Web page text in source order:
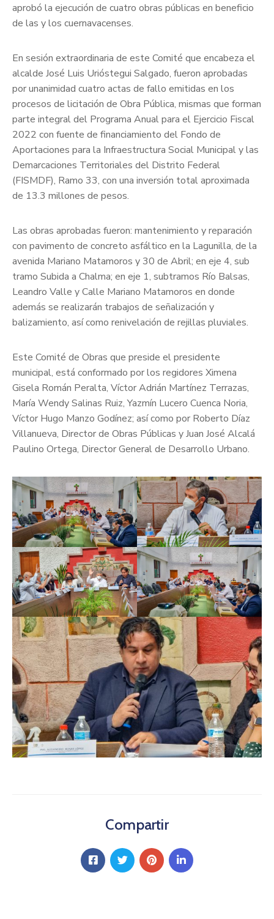
aprobó la ejecución de cuatro obras públicas en beneficio
de las y los cuernavacenses.
En sesión extraordinaria de este Comité que encabeza el
alcalde José Luis Urióstegui Salgado, fueron aprobadas
por unanimidad cuatro actas de fallo emitidas en los
procesos de licitación de Obra Pública, mismas que forman
parte integral del Programa Anual para el Ejercicio Fiscal
2022 con fuente de financiamiento del Fondo de
Aportaciones para la Infraestructura Social Municipal y las
Demarcaciones Territoriales del Distrito Federal
(FISMDF), Ramo 33, con una inversión total aproximada
de 13.3 millones de pesos.
Las obras aprobadas fueron: mantenimiento y reparación
con pavimento de concreto asfáltico en la Lagunilla, de la
avenida Mariano Matamoros y 30 de Abril; en eje 4, sub
tramo Subida a Chalma; en eje 1, subtramos Río Balsas,
Leandro Valle y Calle Mariano Matamoros en donde
además se realizarán trabajos de señalización y
balizamiento, así como renivelación de rejillas pluviales.
Este Comité de Obras que preside el presidente
municipal, está conformado por los regidores Ximena
Gisela Román Peralta, Víctor Adrián Martínez Terrazas,
María Wendy Salinas Ruiz, Yazmín Lucero Cuenca Noria,
Víctor Hugo Manzo Godínez; así como por Roberto Díaz
Villanueva, Director de Obras Públicas y Juan José Alcalá
Paulino Ortega, Director General de Desarrollo Urbano.
Compartir